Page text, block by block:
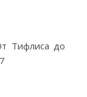
Тифлиса до